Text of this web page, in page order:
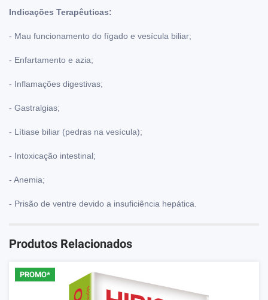
Indicações Terapêuticas:
- Mau funcionamento do fígado e vesícula biliar;
- Enfartamento e azia;
- Inflamações digestivas;
- Gastralgias;
- Lítiase biliar (pedras na vesícula);
- Intoxicação intestinal;
- Anemia;
- Prisão de ventre devido a insuficiência hepática.
Produtos Relacionados
PROMO*